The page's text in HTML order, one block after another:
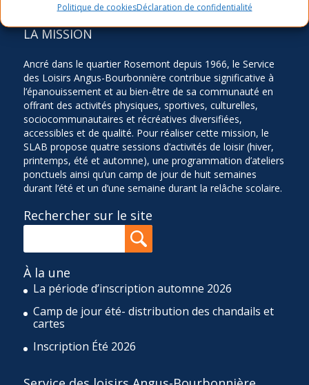
Politique de cookiesDéclaration de confidentialité
LA MISSION
Ancré dans le quartier Rosemont depuis 1966, le Service
des Loisirs Angus-Bourbonnière contribue significative à
l’épanouissement et au bien-être de sa communauté en
offrant des activités physiques, sportives, culturelles,
sociocommunautaires et récréatives diversifiées,
accessibles et de qualité. Pour réaliser cette mission, le
SLAB propose quatre sessions d’activités de loisir (hiver,
printemps, été et automne), une programmation d’ateliers
ponctuels ainsi qu’un camp de jour de huit semaines
durant l’été et un d’une semaine durant la relâche scolaire.
Rechercher sur le site
À la une
La période d’inscription automne 2026
Camp de jour été- distribution des chandails et
cartes
Inscription Été 2026